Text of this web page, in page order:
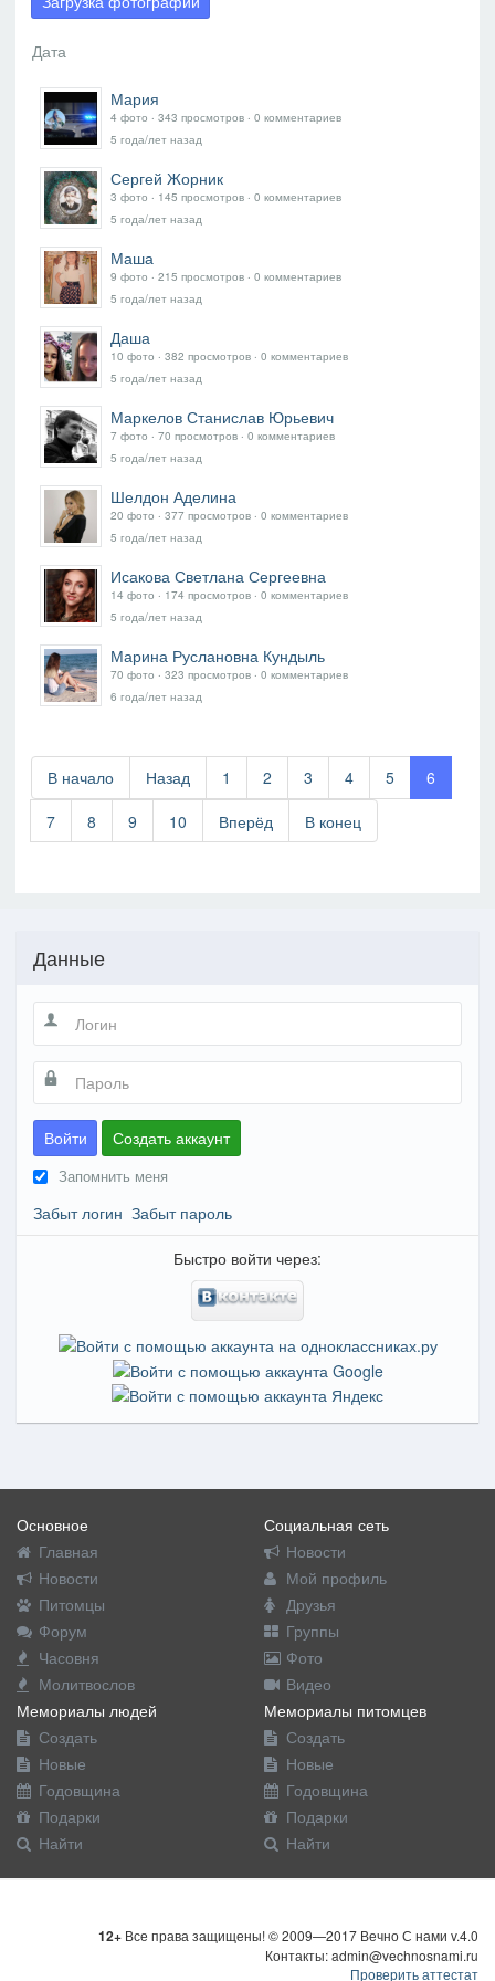
Мария
4 фото ‧ 343 просмотров ‧ 0 комментариев
5 года/лет назад
Сергей Жорник
3 фото ‧ 145 просмотров ‧ 0 комментариев
5 года/лет назад
Маша
9 фото ‧ 215 просмотров ‧ 0 комментариев
5 года/лет назад
Даша
10 фото ‧ 382 просмотров ‧ 0 комментариев
5 года/лет назад
Маркелов Станислав Юрьевич
7 фото ‧ 70 просмотров ‧ 0 комментариев
5 года/лет назад
Шелдон Аделина
20 фото ‧ 377 просмотров ‧ 0 комментариев
5 года/лет назад
Исакова Светлана Сергеевна
14 фото ‧ 174 просмотров ‧ 0 комментариев
5 года/лет назад
Марина Руслановна Кундыль
70 фото ‧ 323 просмотров ‧ 0 комментариев
6 года/лет назад
В начало Назад 1 2 3 4 5
6
7
8 9 10 Вперёд В конец
Данные
Войти Создать аккаунт
Запомнить меня
Забыт логин Забыт пароль
Быстро войти через:
Основное
Главная
Новости
Питомцы
Форум
Часовня
Молитвослов
Социальная сеть
Новости
Мой профиль
Друзья
Группы
Фото
Видео
Мемориалы людей
Создать
Новые
Годовщина
Подарки
Найти
Мемориалы питомцев
Создать
Новые
Годовщина
Подарки
Найти
12+ Все права защищены! © 2009—2017 Вечно С нами v.4.0
Контакты: admin@vechnosnami.ru
Проверить аттестат